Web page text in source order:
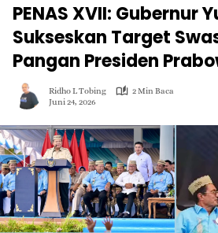
PENAS XVII: Gubernur
Sukseskan Target
Pangan Presiden
Ridho L Tobing
2 Min Baca
Juni 24, 2026